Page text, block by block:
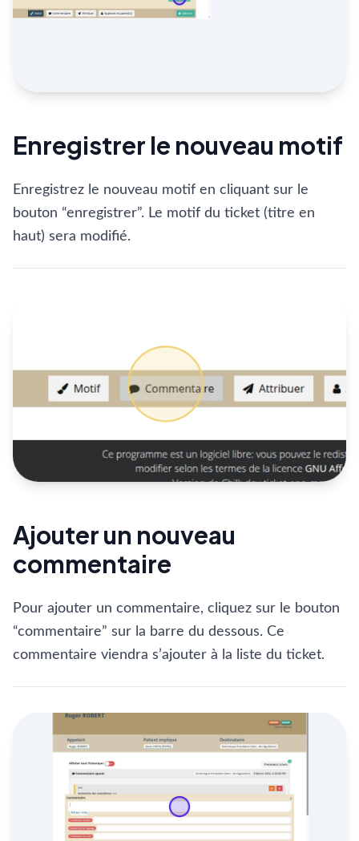
Enregistrer le nouveau motif
Enregistrez le nouveau motif en cliquant sur le
bouton “enregistrer”. Le motif du ticket (titre en
haut) sera modifié.
Ajouter un nouveau
commentaire
Pour ajouter un commentaire, cliquez sur le bouton
“commentaire” sur la barre du dessous. Ce
commentaire viendra s’ajouter à la liste du ticket.